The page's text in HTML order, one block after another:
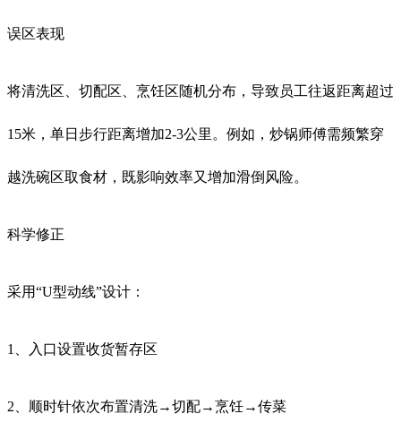
误区表现
将清洗区、切配区、烹饪区随机分布，导致员工往返距离超过
15米，单日步行距离增加2-3公里。例如，炒锅师傅需频繁穿
越洗碗区取食材，既影响效率又增加滑倒风险。
科学修正
采用“U型动线”设计：
1、入口设置收货暂存区
2、顺时针依次布置清洗→切配→烹饪→传菜